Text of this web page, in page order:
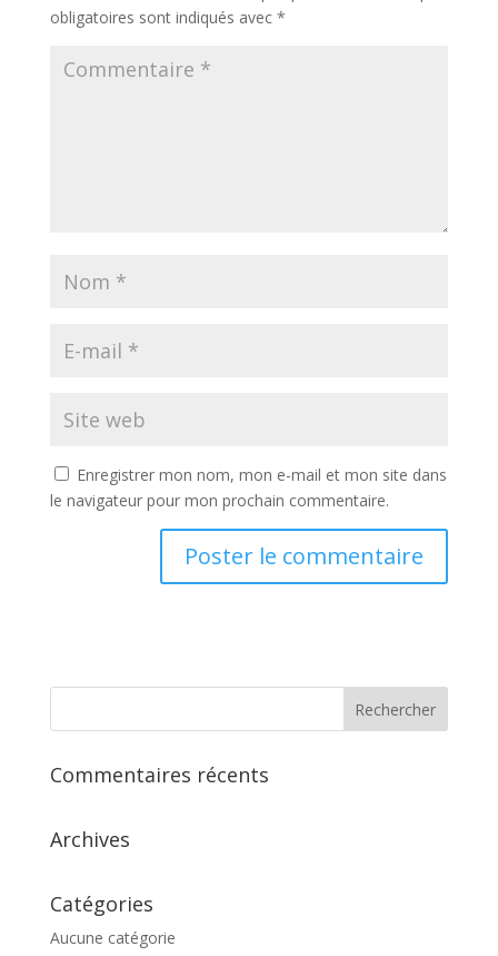
obligatoires sont indiqués avec *
Enregistrer mon nom, mon e-mail et mon site dans
le navigateur pour mon prochain commentaire.
Commentaires récents
Archives
Catégories
Aucune catégorie